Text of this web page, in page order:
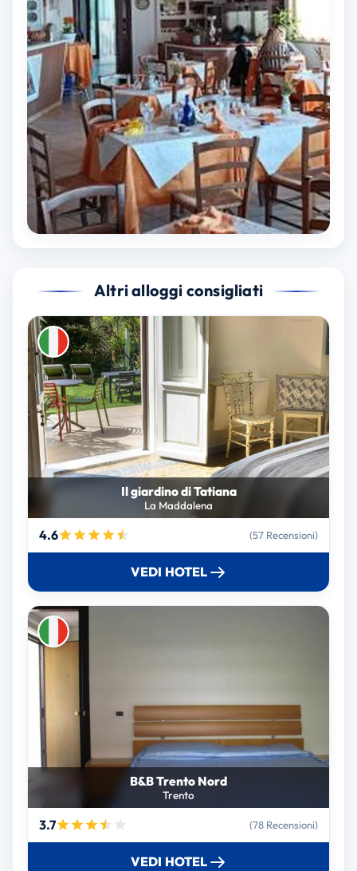
Altri alloggi consigliati
Il giardino di Tatiana
La Maddalena
4.6 (57 Recensioni)
VEDI HOTEL
B&B Trento Nord
Trento
3.7 (78 Recensioni)
VEDI HOTEL